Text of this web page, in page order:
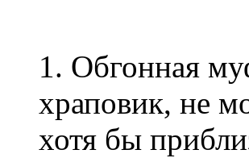
1. Обгонная
храповик, не
хотя бы